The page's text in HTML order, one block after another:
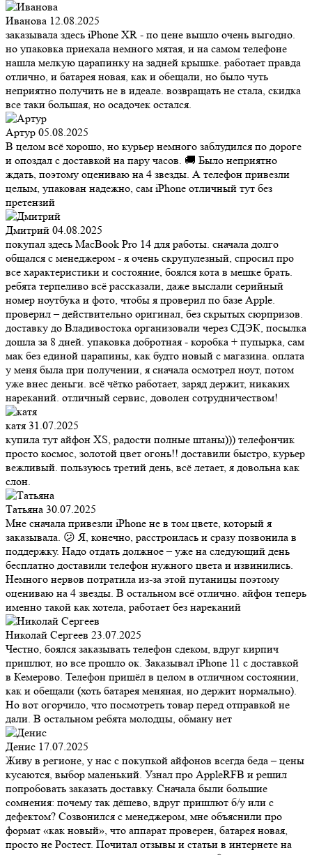
Иванова 12.08.2025
заказывала здесь iPhone XR - по цене вышло очень выгодно.
но упаковка приехала немного мятая, и на самом телефоне
нашла мелкую царапинку на задней крышке. работает правда
отлично, и батарея новая, как и обещали, но было чуть
неприятно получить не в идеале. возвращать не стала, скидка
все таки большая, но осадочек остался.
Артур 05.08.2025
В целом всё хорошо, но курьер немного заблудился по дороге
и опоздал с доставкой на пару часов. 🚚 Было неприятно
ждать, поэтому оцениваю на 4 звезды. А телефон привезли
целым, упакован надежно, сам iPhone отличный тут без
претензий
Дмитрий 04.08.2025
покупал здесь MacBook Pro 14 для работы. сначала долго
общался с менеджером - я очень скрупулезный, спросил про
все характеристики и состояние, боялся кота в мешке брать.
ребята терпеливо всё рассказали, даже выслали серийный
номер ноутбука и фото, чтобы я проверил по базе Apple.
проверил – действительно оригинал, без скрытых сюрпризов.
доставку до Владивостока организовали через СДЭК, посылка
дошла за 8 дней. упаковка добротная - коробка + пупырка, сам
мак без единой царапины, как будто новый с магазина. оплата
у меня была при получении, я сначала осмотрел ноут, потом
уже внес деньги. всё чётко работает, заряд держит, никаких
нареканий. отличный сервис, доволен сотрудничеством!
катя 31.07.2025
купила тут айфон XS, радости полные штаны))) телефончик
просто космос, золотой цвет огонь!! доставили быстро, курьер
вежливый. пользуюсь третий день, всё летает, я довольна как
слон.
Татьяна 30.07.2025
Мне сначала привезли iPhone не в том цвете, который я
заказывала. 😕 Я, конечно, расстроилась и сразу позвонила в
поддержку. Надо отдать должное – уже на следующий день
бесплатно доставили телефон нужного цвета и извинились.
Немного нервов потратила из-за этой путаницы поэтому
оцениваю на 4 звезды. В остальном всё отлично. айфон теперь
именно такой как хотела, работает без нареканий
Николай Сергеев 23.07.2025
Честно, боялся заказывать телефон сдеком, вдруг кирпич
пришлют, но все прошло ок. Заказывал iPhone 11 с доставкой
в Кемерово. Телефон пришёл в целом в отличном состоянии,
как и обещали (хоть батарея меняная, но держит нормально).
Но вот огорчило, что посмотреть товар перед отправкой не
дали. В остальном ребята молодцы, обману нет
Денис 17.07.2025
Живу в регионе, у нас с покупкой айфонов всегда беда – цены
кусаются, выбор маленький. Узнал про AppleRFB и решил
попробовать заказать доставку. Сначала были большие
сомнения: почему так дёшево, вдруг пришлют б/у или с
дефектом? Созвонился с менеджером, мне объяснили про
формат «как новый», что аппарат проверен, батарея новая,
просто не Ростест. Почитал отзывы и статьи в интернете на